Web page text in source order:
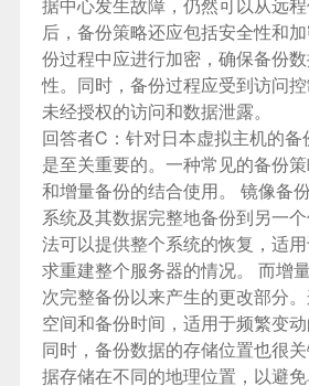
后，备份策略还应包括安全性和
份过程中应进行加密，确保备份
性。同时，备份过程应受到访问
未经授权的访问和数据泄露。
回答者C： 针对日本虚拟主机的
是至关重要的。一种常见的备份
和增量备份的结合使用。 镜像备
系统及其数据完整地备份到另一
法可以提供整个系统的恢复，适
求重建整个服务器的情况。 而增
次完整备份以来产生的更改部分
空间和备份时间，适用于频繁变动
同时，备份数据的存储位置也很
据存储在不同的地理位置，以避